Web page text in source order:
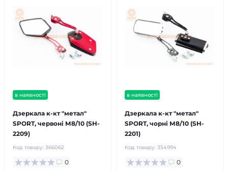
в наявності
Дзеркала к-кт "метал"
SPORT, червоні М8/10 (SH-
2209)
Код товару: 366062
0
в наявності
Дзеркала к-кт "метал"
SPORT, чорні М8/10 (SH-
2201)
Код товару: 354994
0